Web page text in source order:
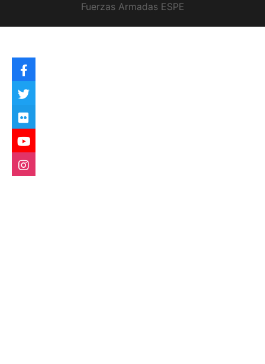
Fuerzas Armadas ESPE